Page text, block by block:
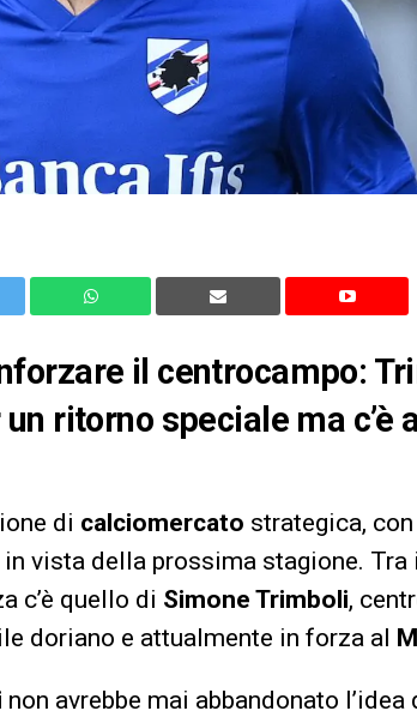
il centrocampo:
ritorno speciale ma c’è
di calciomercato strategica,
vista della prossima stagione. Tra
c’è quello di Simone Trimboli,
doriano e attualmente in forza al
non avrebbe mai abbandonato